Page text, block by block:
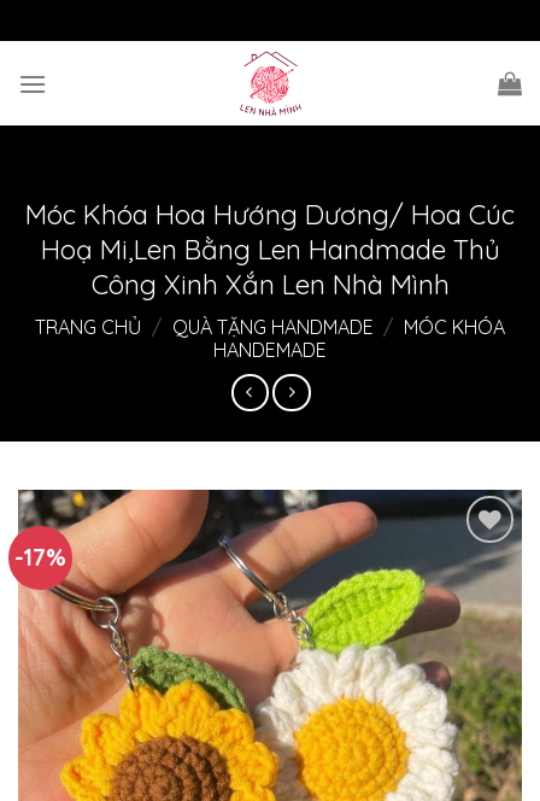
to
content
Móc Khóa Hoa Hướng Dương/ Hoa Cúc
Hoạ Mi,Len Bằng Len Handmade Thủ
Công Xinh Xắn Len Nhà Mình
TRANG CHỦ / QUÀ TẶNG HANDMADE / MÓC KHÓA
HANDEMADE
-17%
Thêm
vào
yêu
thích